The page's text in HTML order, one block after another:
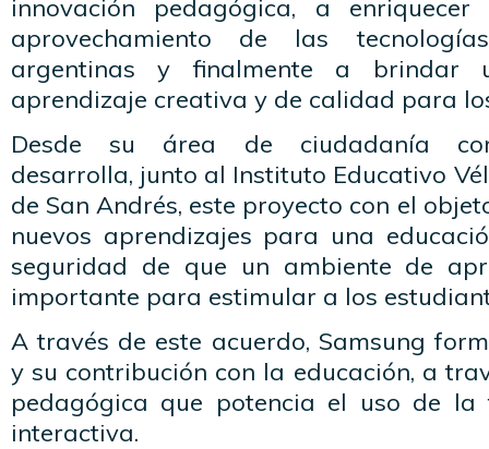
innovación pedagógica, a
aprovechamiento de las
argentinas y finalmente a brindar
aprendizaje creativa y de calidad para
Desde su área de ciudadanía
desarrolla, junto al Instituto Educativo
de San Andrés, este proyecto con el
nuevos aprendizajes para una
seguridad de que un ambiente de
importante para estimular a los
A través de este acuerdo, Samsung
y su contribución con la educación, a
pedagógica que potencia el uso de la
interactiva.